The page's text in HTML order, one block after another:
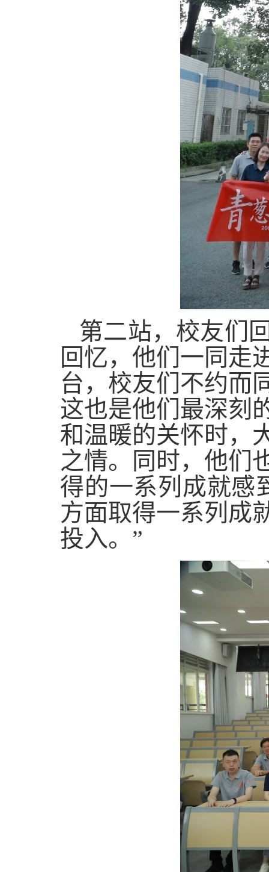
第二站，校友们
回忆，他们一同走
台，校友们不约而
这也是他们最深刻
和温暖的关怀时，
之情。同时，他们
得的一系列成就感
方面取得一系列成
投入。”